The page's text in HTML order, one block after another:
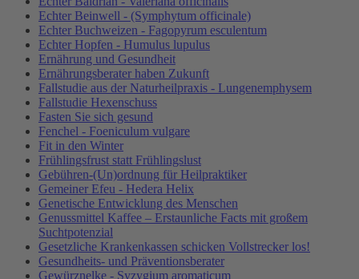
Echter Beinwell - (Symphytum officinale)
Echter Buchweizen - Fagopyrum esculentum
Echter Hopfen - Humulus lupulus
Ernährung und Gesundheit
Ernährungsberater haben Zukunft
Fallstudie aus der Naturheilpraxis - Lungenemphysem
Fallstudie Hexenschuss
Fasten Sie sich gesund
Fenchel - Foeniculum vulgare
Fit in den Winter
Frühlingsfrust statt Frühlingslust
Gebühren-(Un)ordnung für Heilpraktiker
Gemeiner Efeu - Hedera Helix
Genetische Entwicklung des Menschen
Genussmittel Kaffee – Erstaunliche Facts mit großem
Suchtpotenzial
Gesetzliche Krankenkassen schicken Vollstrecker los!
Gesundheits- und Präventionsberater
Gewürznelke - Syzygium aromaticum